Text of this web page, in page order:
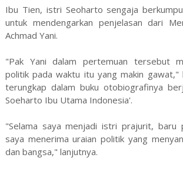
Ibu Tien, istri Seoharto sengaja
untuk mendengarkan penjelasan dari
Achmad Yani.
"Pak Yani dalam pertemuan tersebut
politik pada waktu itu yang makin gawat,"
terungkap dalam buku otobiografinya
Soeharto Ibu Utama Indonesia'.
"Selama saya menjadi istri prajurit, baru
saya menerima uraian politik yang
dan bangsa," lanjutnya.